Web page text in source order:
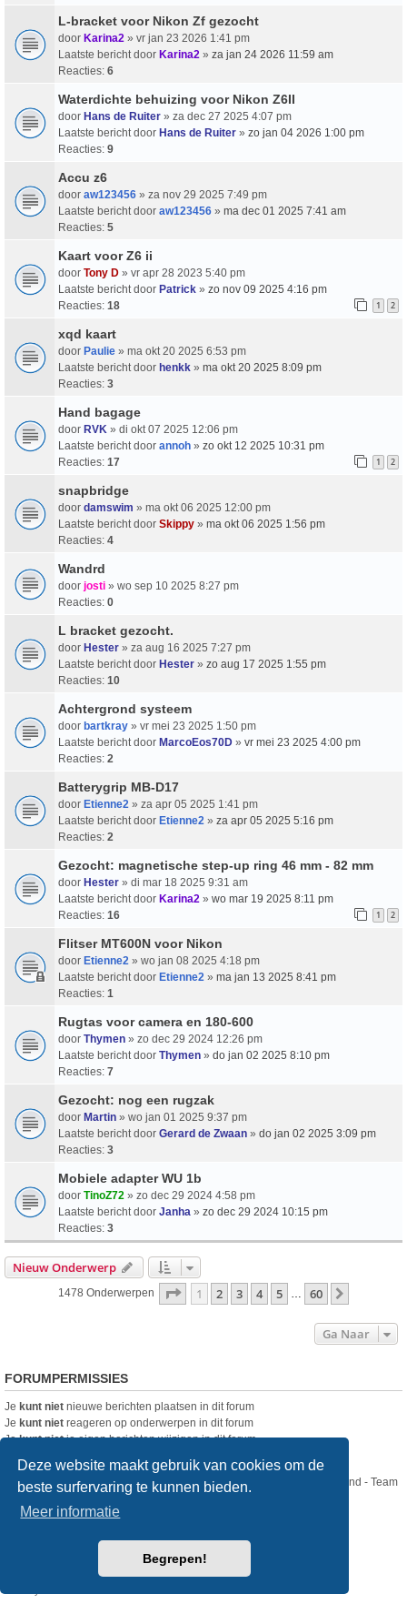
Deze website maakt gebruik van cookies om de
beste surfervaring te kunnen bieden.
Meer informatie
Begrepen!
L-bracket voor Nikon Zf gezocht
door Karina2 » vr jan 23 2026 1:41 pm
Laatste bericht door Karina2 » za jan 24 2026 11:59 am
Reacties: 6
Waterdichte behuizing voor Nikon Z6II
door Hans de Ruiter » za dec 27 2025 4:07 pm
Laatste bericht door Hans de Ruiter » zo jan 04 2026 1:00 pm
Reacties: 9
Accu z6
door aw123456 » za nov 29 2025 7:49 pm
Laatste bericht door aw123456 » ma dec 01 2025 7:41 am
Reacties: 5
Kaart voor Z6 ii
door Tony D » vr apr 28 2023 5:40 pm
Laatste bericht door Patrick » zo nov 09 2025 4:16 pm
Reacties: 18 1 2
xqd kaart
door Paulie » ma okt 20 2025 6:53 pm
Laatste bericht door henkk » ma okt 20 2025 8:09 pm
Reacties: 3
Hand bagage
door RVK » di okt 07 2025 12:06 pm
Laatste bericht door annoh » zo okt 12 2025 10:31 pm
Reacties: 17 1 2
snapbridge
door damswim » ma okt 06 2025 12:00 pm
Laatste bericht door Skippy » ma okt 06 2025 1:56 pm
Reacties: 4
Wandrd
door josti » wo sep 10 2025 8:27 pm
Reacties: 0
L bracket gezocht.
door Hester » za aug 16 2025 7:27 pm
Laatste bericht door Hester » zo aug 17 2025 1:55 pm
Reacties: 10
Achtergrond systeem
door bartkray » vr mei 23 2025 1:50 pm
Laatste bericht door MarcoEos70D » vr mei 23 2025 4:00 pm
Reacties: 2
Batterygrip MB-D17
door Etienne2 » za apr 05 2025 1:41 pm
Laatste bericht door Etienne2 » za apr 05 2025 5:16 pm
Reacties: 2
Gezocht: magnetische step-up ring 46 mm - 82 mm
door Hester » di mar 18 2025 9:31 am
Laatste bericht door Karina2 » wo mar 19 2025 8:11 pm
Reacties: 16 1 2
Flitser MT600N voor Nikon
door Etienne2 » wo jan 08 2025 4:18 pm
Laatste bericht door Etienne2 » ma jan 13 2025 8:41 pm
Reacties: 1
Rugtas voor camera en 180-600
door Thymen » zo dec 29 2024 12:26 pm
Laatste bericht door Thymen » do jan 02 2025 8:10 pm
Reacties: 7
Gezocht: nog een rugzak
door Martin » wo jan 01 2025 9:37 pm
Laatste bericht door Gerard de Zwaan » do jan 02 2025 3:09 pm
Reacties: 3
Mobiele adapter WU 1b
door TinoZ72 » zo dec 29 2024 4:58 pm
Laatste bericht door Janha » zo dec 29 2024 10:15 pm
Reacties: 3
Nieuw Onderwerp
1478 Onderwerpen Pagina Van60
1 2 3 4 5 60
Ga Naar
FORUMPERMISSIES
Je kunt niet nieuwe berichten plaatsen in dit forum
Je kunt niet reageren op onderwerpen in dit forum
Jekunt nietje eigen berichten wijzigen in dit forum
Nikon Club Nederland - Team
Forum
Copyright © Nikon Club Nederland 2023
® Forum Software © phpBB Limited
created by INVENTEA & v12mike